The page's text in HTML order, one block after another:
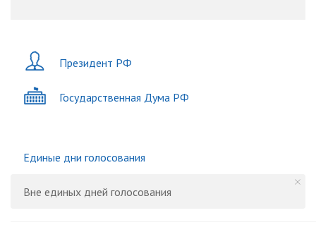
Президент РФ
Государственная Дума РФ
Единые дни голосования
Вне единых дней голосования